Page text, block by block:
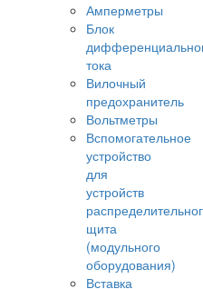
Амперметры
Блок
тока
Вилочный
предохранитель
Вольтметры
Вспомогательное
устройство
для
устройств
щита
(модульного
оборудования)
Вставка